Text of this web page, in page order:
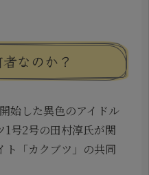
なのか？
始した異色のアイドル
1号2号の田村淳氏が関
ト「カクブツ」の共同